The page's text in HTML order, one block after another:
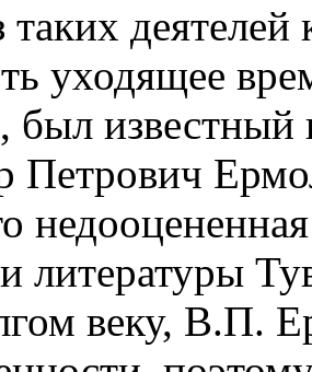
уходящее
был известный
Петрович
и литературы
веку, В.П.